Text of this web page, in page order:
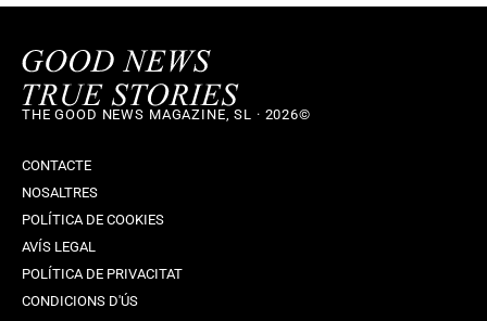
THE GOOD NEWS MAGAZINE, SL · 2026©
CONTACTE
NOSALTRES
POLÍTICA DE COOKIES
AVÍS LEGAL
POLÍTICA DE PRIVACITAT
CONDICIONS D'ÚS